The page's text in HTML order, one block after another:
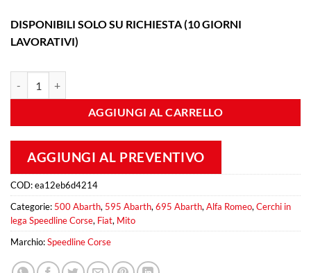
DISPONIBILI SOLO SU RICHIESTA (10 GIORNI
LAVORATIVI)
AGGIUNGI AL CARRELLO
AGGIUNGI AL PREVENTIVO
COD:ea12eb6d4214
Categorie: 500 Abarth, 595 Abarth, 695 Abarth, Alfa Romeo, Cerchi in
lega Speedline Corse, Fiat, Mito
Marchio:Speedline Corse